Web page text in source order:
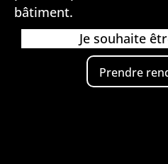
bâtiment.
Je souhaite
Prendre